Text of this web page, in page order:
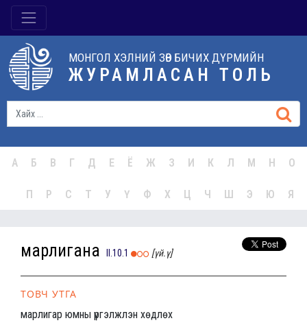
МОНГОЛ ХЭЛНИЙ ЗӨВ БИЧИХ ДҮРМИЙН
ЖУРАМЛАСАН ТОЛЬ
А Б В Г Д Е Ё Ж З И К Л М Н О
П Р С Т У Ү Ф Х Ц Ч Ш Э Ю Я
марлигана II.10.1 [үй.ү]
ТОВЧ УТГА
марлигар юмны үргэлжлэн хөдлөх